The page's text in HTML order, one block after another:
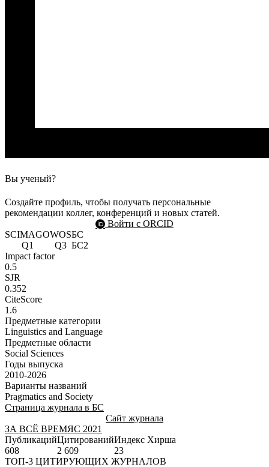
Вы ученый?
Создайте профиль, чтобы получать персональные
рекомендации коллег, конференций и новых статей.
Войти с ORCID
SCIMAGO
Q1
WOS
Q3
БС
БС2
Impact factor
0.5
SJR
0.352
CiteScore
1.6
Предметные категории
Linguistics and Language
Предметные области
Social Sciences
Годы выпуска
2010-2026
Варианты названий
Pragmatics and Society
Страница журнала в БС
Сайт журнала
ЗА ВСЁ ВРЕМЯС 2021
Публикаций
608
Цитирований
2 609
Индекс Хирша
23
ТОП-3 ЦИТИРУЮЩИХ ЖУРНАЛОВ